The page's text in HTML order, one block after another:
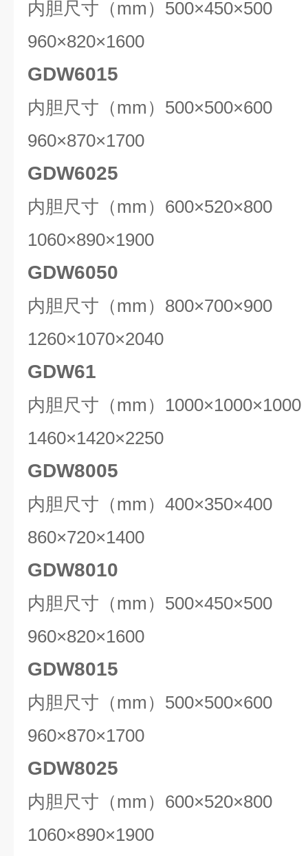
内胆尺寸（mm）500×450×500
960×820×1600
GDW6015
内胆尺寸（mm）500×500×600
960×870×1700
GDW6025
内胆尺寸（mm）600×520×800
1060×890×1900
GDW6050
内胆尺寸（mm）800×700×900
1260×1070×2040
GDW61
内胆尺寸（mm）
1460×1420×2250
GDW8005
内胆尺寸（mm）400×350×400
860×720×1400
GDW8010
内胆尺寸（mm）500×450×500
960×820×1600
GDW8015
内胆尺寸（mm）500×500×600
960×870×1700
GDW8025
内胆尺寸（mm）600×520×800
1060×890×1900